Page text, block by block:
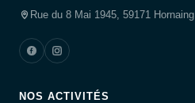
Rue du 8 Mai 1945, 59171 Hornaing
NOS ACTIVITÉS